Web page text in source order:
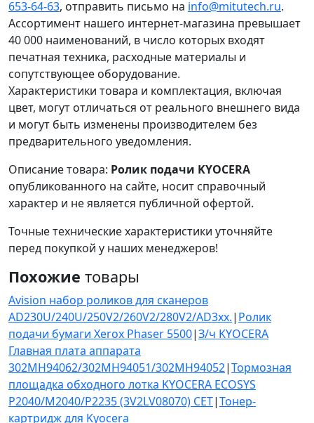
653-64-63, отправить письмо на info@mitutech.ru.
Ассортимент нашего интернет-магазина превышает
40 000 наименований, в число которых входят
печатная техника, расходные материалы и
сопутствующее оборудование.
Характеристики товара и комплектация, включая
цвет, могут отличаться от реального внешнего вида
и могут быть изменены производителем без
предварительного уведомления.
Описание товара: Ролик подачи KYOCERA
опубликованного на сайте, носит справочный
характер и не является публичной офертой.
Точные технические характеристики уточняйте
перед покупкой у наших менеджеров!
Похожие товары
Avision набор роликов для сканеров
AD230U/240U/250V2/260V2/280V2/AD3xx.| Ролик
подачи бумаги Xerox Phaser 5500|З/ч KYOCERA
Главная плата аппарата
302MH94062/302MH94051/302MH94052|Тормозная
площадка обходного лотка KYOCERA ECOSYS
P2040/M2040/P2235 (3V2LV08070) CET|Тонер-
картридж для Kyocera